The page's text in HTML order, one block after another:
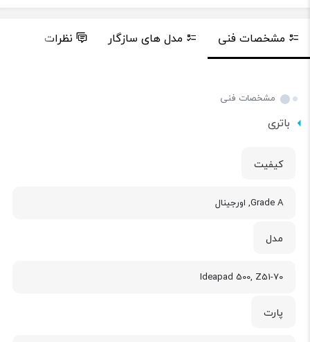
مشخصات فنی مدل های سازگار نظرات
مشخصات فنی
باتری
کیفیت
Grade A, اورجینال
مدل
Ideapad 500, Z51-70
پارت